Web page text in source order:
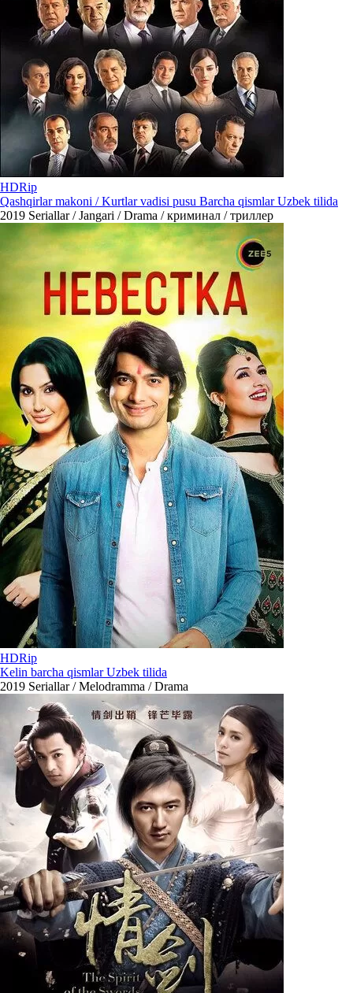
HDRip
Qashqirlar makoni / Kurtlar vadisi pusu Barcha qismlar Uzbek tilida
2019 Seriallar / Jangari / Drama / криминал / триллер
HDRip
Kelin barcha qismlar Uzbek tilida
2019 Seriallar / Melodramma / Drama